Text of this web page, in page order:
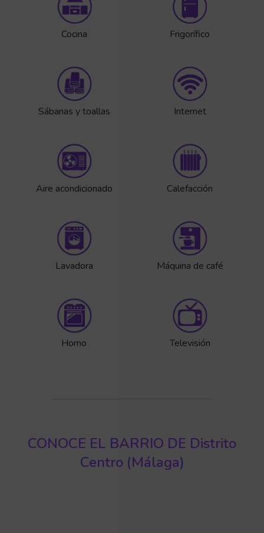
Cocina Frigorífico
Sábanas y toallas Internet
Aire acondicionado Calefacción
Lavadora Máquina de café
Horno Televisión
CONOCE EL BARRIO DE Distrito
Centro (Málaga)